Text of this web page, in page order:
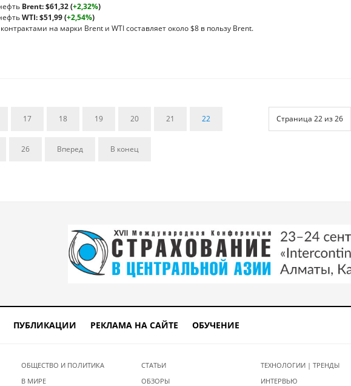
Brent:$61,32 (+2,32%)
WTI:$51,99 (+2,54%)
на марки Brent и WTI составляет около $8 в пользу Brent.
Страница 22 из 26
17 18 19 20 21 22
26 Вперед В конец
ПУБЛИКАЦИИ РЕКЛАМА НА САЙТЕ ОБУЧЕНИЕ
ОБЩЕСТВО И ПОЛИТИКА
В МИРЕ
СТАТЬИ
ОБЗОРЫ
ТЕХНОЛОГИИ | ТРЕНДЫ
ИНТЕРВЬЮ